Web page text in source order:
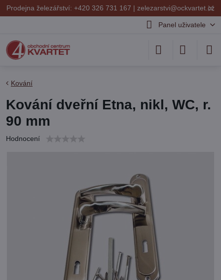
✕
Prodejna železářství: +420 326 731 167 | zelezarstvi@ockvartet.cz
Panel uživatele
Kování
Kování dveřní Etna, nikl, WC, r.
90 mm
Hodnocení